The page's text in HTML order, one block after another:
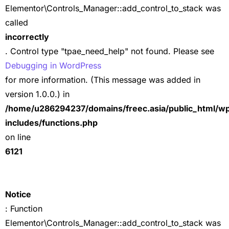
Elementor\Controls_Manager::add_control_to_stack was
called
incorrectly
. Control type "tpae_need_help" not found. Please see
Debugging in WordPress
for more information. (This message was added in
version 1.0.0.) in
/home/u286294237/domains/freec.asia/public_html/
includes/functions.php
on line
6121
Notice
: Function
Elementor\Controls_Manager::add_control_to_stack was